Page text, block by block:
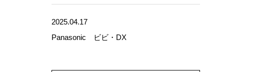
2025.04.17
Panasonic ビビ・DX